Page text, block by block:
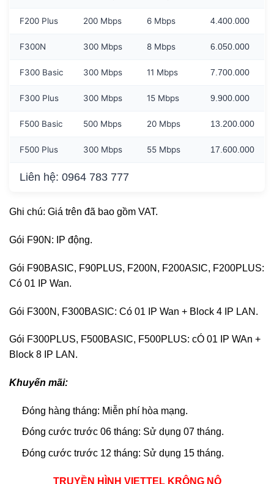
F200 Plus 200 Mbps 6 Mbps 4.400.000
F300N 300 Mbps 8 Mbps 6.050.000
F300 Basic 300 Mbps 11 Mbps 7.700.000
F300 Plus 300 Mbps 15 Mbps 9.900.000
F500 Basic 500 Mbps 20 Mbps 13.200.000
F500 Plus 300 Mbps 55 Mbps 17.600.000
Liên hệ: 0964 783 777
Ghi chú: Giá trên đã bao gồm VAT.
Gói F90N: IP động.
Gói F90BASIC, F90PLUS, F200N, F200ASIC, F200PLUS:
Có 01 IP Wan.
Gói F300N, F300BASIC: Có 01 IP Wan + Block 4 IP LAN.
Gói F300PLUS, F500BASIC, F500PLUS: cÓ 01 IP WAn +
Block 8 IP LAN.
Khuyến mãi:
Đóng hàng tháng: Miễn phí hòa mạng.
Đóng cước trước 06 tháng: Sử dụng 07 tháng.
Đóng cước trước 12 tháng: Sử dụng 15 tháng.
TRUYỀN HÌNH VIETTEL KRÔNG NÔ